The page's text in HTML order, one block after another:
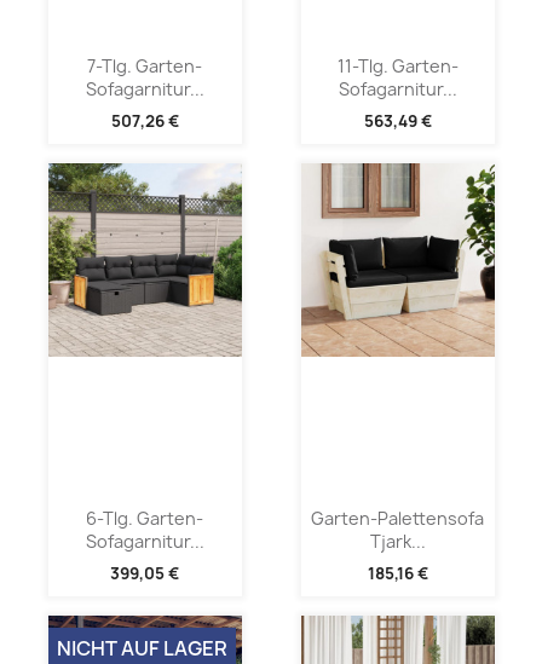
7-Tlg. Garten-
Sofagarnitur...
507,26 €
11-Tlg. Garten-
Sofagarnitur...
563,49 €
6-Tlg. Garten-
Sofagarnitur...
399,05 €
Garten-Palettensofa
Tjark...
185,16 €
NICHT AUF LAGER